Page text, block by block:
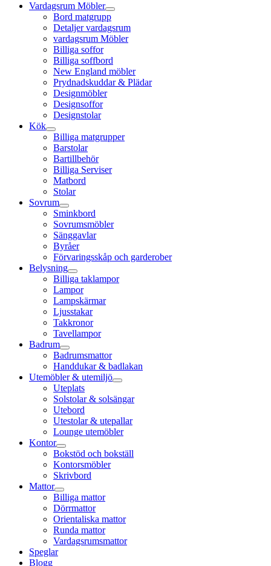
Vardagsrum Möbler
Bord matgrupp
Detaljer vardagsrum
vardagsrum Möbler
Billiga soffor
Billiga soffbord
New England möbler
Prydnadskuddar & Plädar
Designmöbler
Designsoffor
Designstolar
Kök
Billiga matgrupper
Barstolar
Bartillbehör
Billiga Serviser
Matbord
Stolar
Sovrum
Sminkbord
Sovrumsmöbler
Sänggavlar
Byråer
Förvaringsskåp och garderober
Belysning
Billiga taklampor
Lampor
Lampskärmar
Ljusstakar
Takkronor
Tavellampor
Badrum
Badrumsmattor
Handdukar & badlakan
Utemöbler & utemiljö
Uteplats
Solstolar & solsängar
Utebord
Utestolar & utepallar
Lounge utemöbler
Kontor
Bokstöd och bokställ
Kontorsmöbler
Skrivbord
Mattor
Billiga mattor
Dörrmattor
Orientaliska mattor
Runda mattor
Vardagsrumsmattor
Speglar
Blogg